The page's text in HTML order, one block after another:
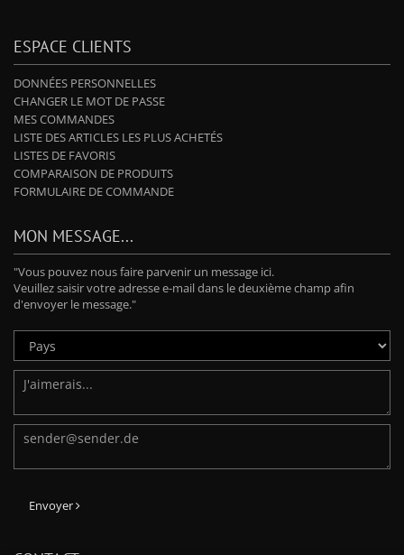
ESPACE CLIENTS
DONNÉES PERSONNELLES
CHANGER LE MOT DE PASSE
MES COMMANDES
LISTE DES ARTICLES LES PLUS ACHETÉS
LISTES DE FAVORIS
COMPARAISON DE PRODUITS
FORMULAIRE DE COMMANDE
MON MESSAGE...
"Vous pouvez nous faire parvenir un message ici.
Veuillez saisir votre adresse e-mail dans le deuxième champ afin
d'envoyer le message."
Envoyer